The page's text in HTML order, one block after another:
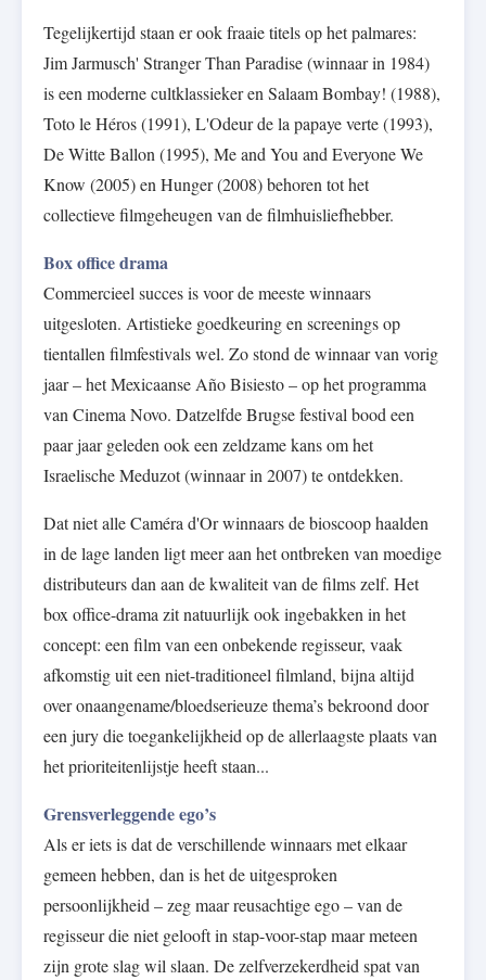
Tegelijkertijd staan er ook fraaie titels op het palmares:
Jim Jarmusch' Stranger Than Paradise (winnaar in 1984)
is een moderne cultklassieker en Salaam Bombay! (1988),
Toto le Héros (1991), L'Odeur de la papaye verte (1993),
De Witte Ballon (1995), Me and You and Everyone We
Know (2005) en Hunger (2008) behoren tot het
collectieve filmgeheugen van de filmhuisliefhebber.
Box office drama
Commercieel succes is voor de meeste winnaars
uitgesloten. Artistieke goedkeuring en screenings op
tientallen filmfestivals wel. Zo stond de winnaar van vorig
jaar – het Mexicaanse Año Bisiesto – op het programma
van Cinema Novo. Datzelfde Brugse festival bood een
paar jaar geleden ook een zeldzame kans om het
Israelische Meduzot (winnaar in 2007) te ontdekken.
Dat niet alle Caméra d'Or winnaars de bioscoop haalden
in de lage landen ligt meer aan het ontbreken van moedige
distributeurs dan aan de kwaliteit van de films zelf. Het
box office-drama zit natuurlijk ook ingebakken in het
concept: een film van een onbekende regisseur, vaak
afkomstig uit een niet-traditioneel filmland, bijna altijd
over onaangename/bloedserieuze thema’s bekroond door
een jury die toegankelijkheid op de allerlaagste plaats van
het prioriteitenlijstje heeft staan...
Grensverleggende ego’s
Als er iets is dat de verschillende winnaars met elkaar
gemeen hebben, dan is het de uitgesproken
persoonlijkheid – zeg maar reusachtige ego – van de
regisseur die niet gelooft in stap-voor-stap maar meteen
zijn grote slag wil slaan. De zelfverzekerdheid spat van